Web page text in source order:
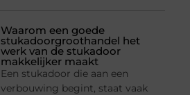
Waarom een goede
stukadoorgroothandel het
werk van de stukadoor
makkelijker maakt
Een stukadoor die aan een
verbouwing begint, staat vaak